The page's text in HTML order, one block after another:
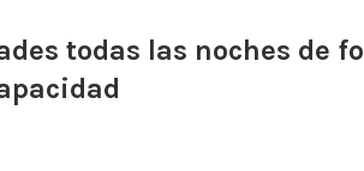
todas las noches de